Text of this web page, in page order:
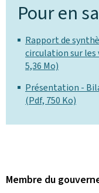
Pour en
Rapport de
circulation sur les
5,36 Mo)
Présentation -
(Pdf, 750 Ko)
Membre du